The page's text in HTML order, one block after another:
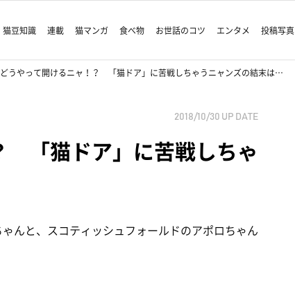
猫豆知識 連載 猫マンガ 食べ物 お世話のコツ エンタメ 投稿写真
どうやって開けるニャ！？ 「猫ドア」に苦戦しちゃうニャンズの結末は…
2018/10/30 UP DATE
「猫ドア」に苦戦しちゃ
んと、スコティッシュフォールドのアポロちゃん